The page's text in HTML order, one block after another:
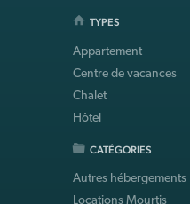
TYPES
Appartement
Centre de vacances
Chalet
Hôtel
CATÉGORIES
Autres hébergements
Locations Mourtis